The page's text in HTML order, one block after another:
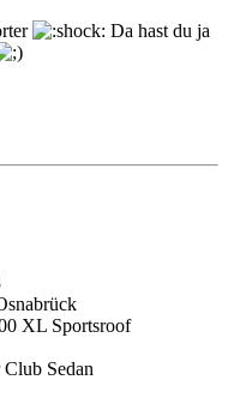
Da hast du ja
XL Sportsroof
Sedan